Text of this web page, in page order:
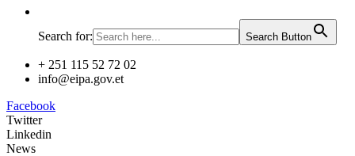
Search for: Search Button
+ 251 115 52 72 02
info@eipa.gov.et
Facebook
Twitter
Linkedin
News